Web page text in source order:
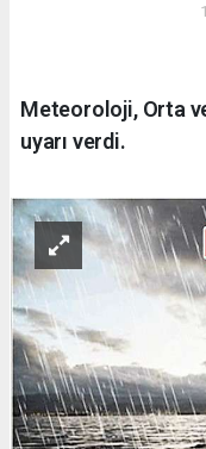
Meteoroloji, Orta
uyarı verdi.